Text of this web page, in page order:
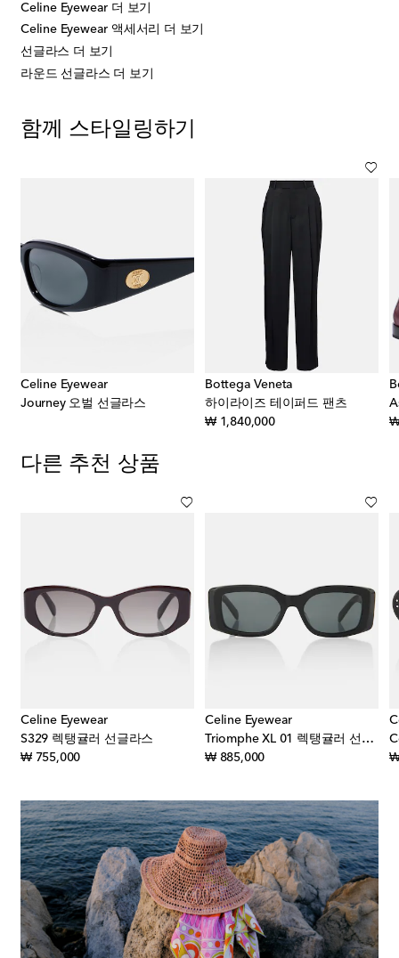
Celine Eyewear 더 보기
Celine Eyewear 액세서리 더 보기
선글라스 더 보기
라운드 선글라스 더 보기
함께 스타일링하기
Celine Eyewear
Journey 오벌 선글라스
Bottega Veneta
하이라이즈 테이퍼드 팬츠
₩ 1,840,000original price
₩
다른 추천 상품
Celine Eyewear
S329 렉탱귤러 선글라스
₩ 755,000original price
Celine Eyewear
Triomphe XL 01 렉탱귤러 선글라스
₩ 885,000original price
₩